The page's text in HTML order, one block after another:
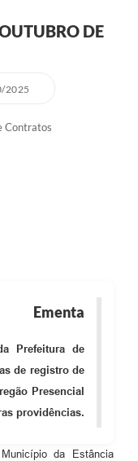
DE
2025
Contratos
Ementa
Prefeitura de
de registro de
Presencial
providências.
da Estância